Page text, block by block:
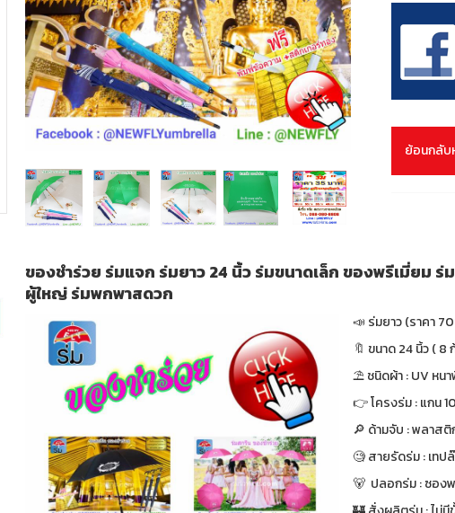
ย้อนกลับ
ของชำร่วย ร่มแจก ร่มยาว 24 นิ้ว ร่มขนาดเล็ก ของพรีเมี่ยม
ผู้ใหญ่ ร่มพกพาสดวก
📣 ร่มยาว (ราคา
🔖 ขนาด 24 นิ้ว ( 8
⛱ ชนิดผ้า : UV หน
👉 โครงร่ม : แกน
🔎 ด้ามจับ : พลาส
🧐 สายรัดร่ม : เทป
🐻 ปลอกร่ม : ซอง